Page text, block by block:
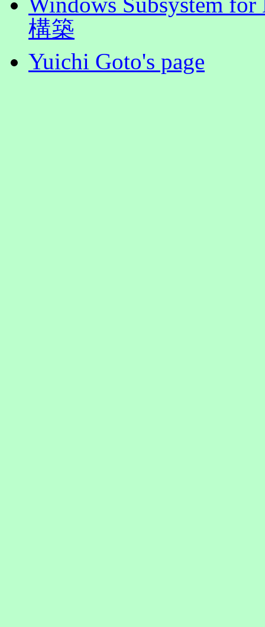
構築
Yuichi Goto's page